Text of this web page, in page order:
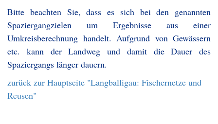
Bitte beachten Sie, dass es sich bei den genannten
Spaziergangzielen um Ergebnisse aus einer
Umkreisberechnung handelt. Aufgrund von Gewässern
etc. kann der Landweg und damit die Dauer des
Spaziergangs länger dauern.
zurück zur Hauptseite "Langballigau: Fischernetze und
Reusen"